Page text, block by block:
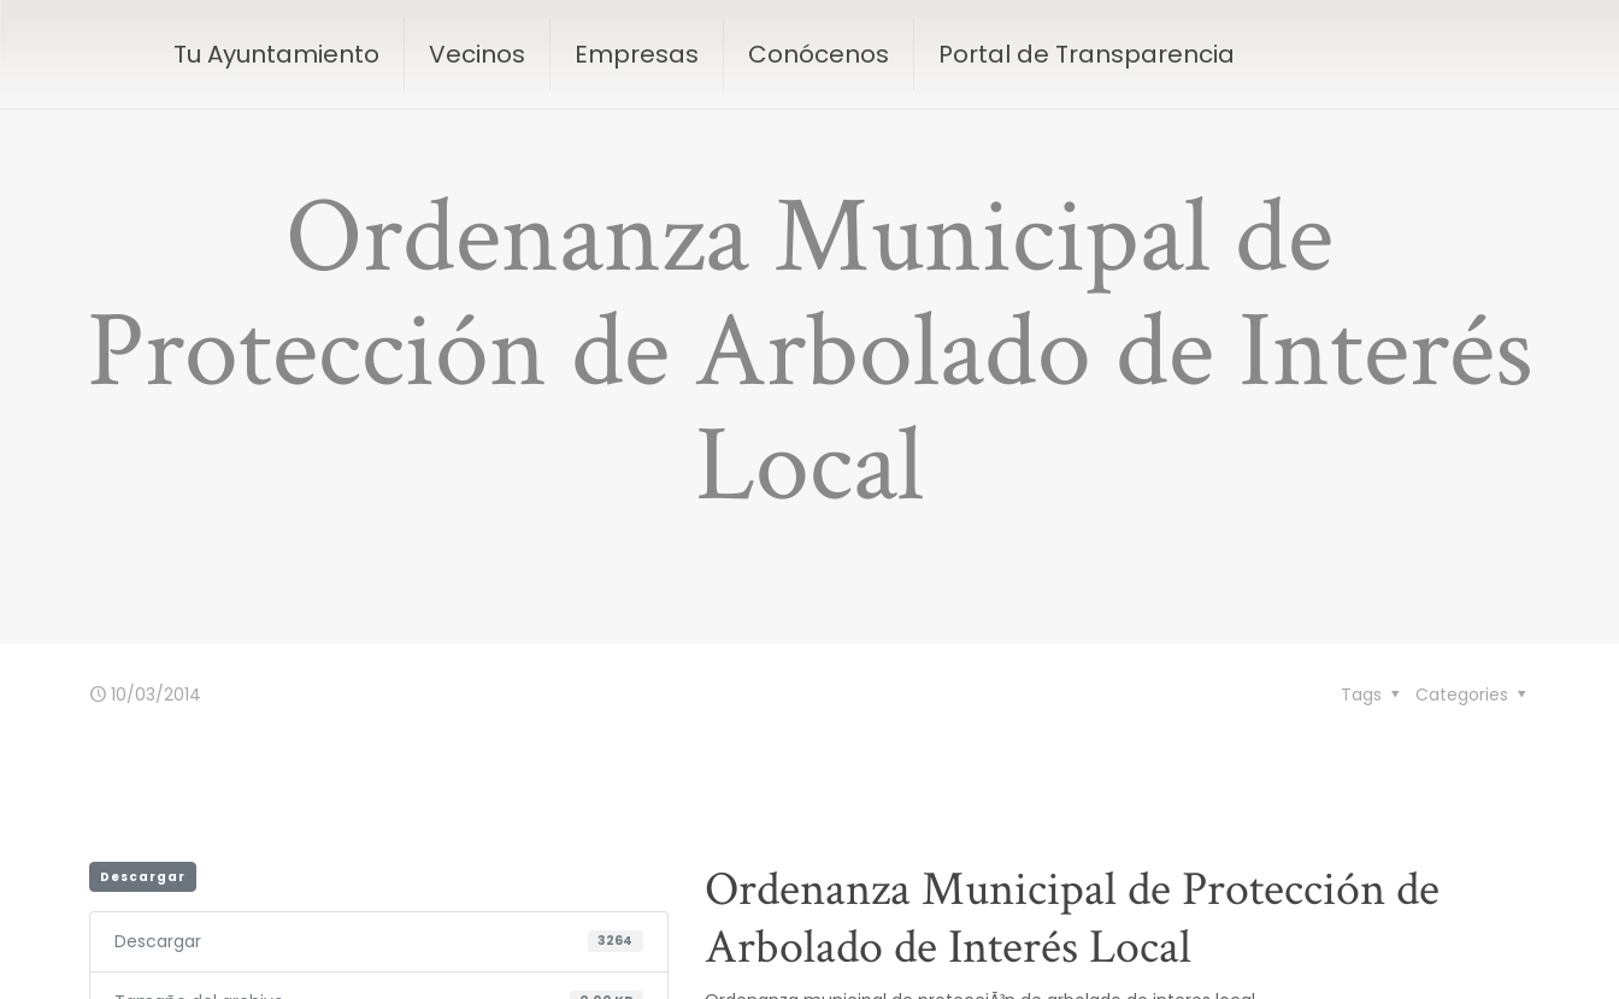
Tu Ayuntamiento Vecinos Empresas Conócenos Portal de Transparencia
Ordenanza Municipal de
Protección de Arbolado de Interés
Local
10/03/2014 Categories
Tags
Descargar
Descargar 3264
Ordenanza Municipal de Protección de
Arbolado de Interés Local